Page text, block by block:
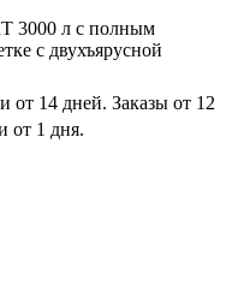
3000 л с полным
с двухъярусной
от 14 дней. Заказы от 12
от 1 дня.